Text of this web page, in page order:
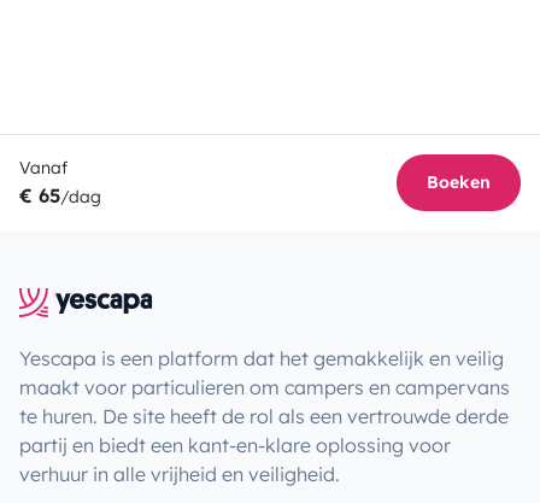
Vanaf
€ 65/dag
Boeken
Yescapa is een platform dat het gemakkelijk en veilig
maakt voor particulieren om campers en campervans
te huren. De site heeft de rol als een vertrouwde derde
partij en biedt een kant-en-klare oplossing voor
verhuur in alle vrijheid en veiligheid.